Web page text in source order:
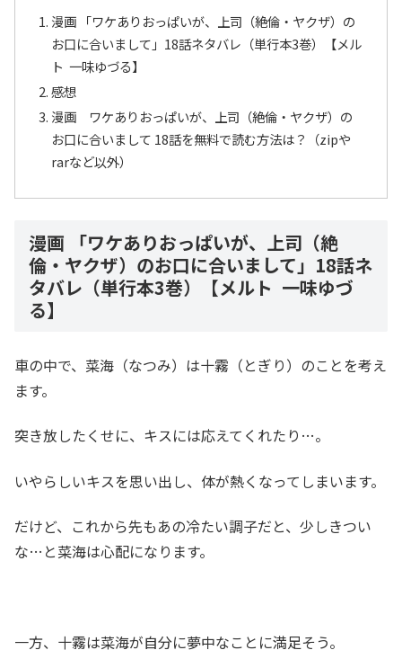
漫画 「ワケありおっぱいが、上司（絶倫・ヤクザ）の
お口に合いまして」18話ネタバレ（単行本3巻）【メル
ト 一味ゆづる】
感想
漫画 ワケありおっぱいが、上司（絶倫・ヤクザ）の
お口に合いまして 18話を無料で読む方法は？（zipや
rarなど以外）
漫画 「ワケありおっぱいが、上司（絶
倫・ヤクザ）のお口に合いまして」18話ネ
タバレ（単行本3巻）【メルト 一味ゆづ
る】
車の中で、菜海（なつみ）は十霧（とぎり）のことを考え
ます。
突き放したくせに、キスには応えてくれたり…。
いやらしいキスを思い出し、体が熱くなってしまいます。
だけど、これから先もあの冷たい調子だと、少しきつい
な…と菜海は心配になります。
一方、十霧は菜海が自分に夢中なことに満足そう。